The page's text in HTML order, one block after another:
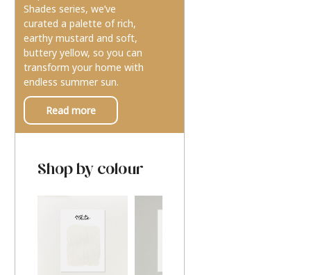
Shades series, we’ve
curated a palette of rich,
earthy mustard and soft,
buttery yellow, so you can
transform your home with
endless summer sun.
Read more
Shop by colour